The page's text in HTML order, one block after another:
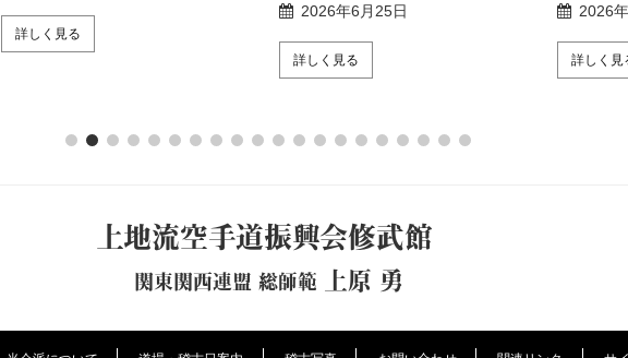
詳しく見る
2026年6月25日
詳しく見る
2026
詳しく見
上地流空手道振興会修武館
関東関西連盟 総師範 上原 勇